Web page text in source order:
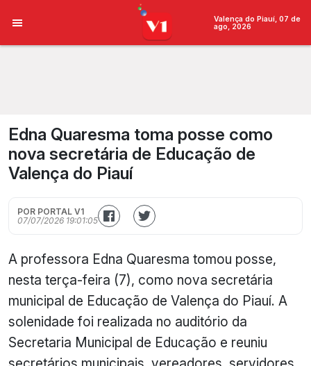
Valença do Piauí, 07 de
ago, 2026
Edna Quaresma toma posse como
nova secretária de Educação de
Valença do Piauí
POR PORTAL V1
07/07/2026 19:01:05
A professora Edna Quaresma tomou posse,
nesta terça-feira (7), como nova secretária
municipal de Educação de Valença do Piauí. A
solenidade foi realizada no auditório da
Secretaria Municipal de Educação e reuniu